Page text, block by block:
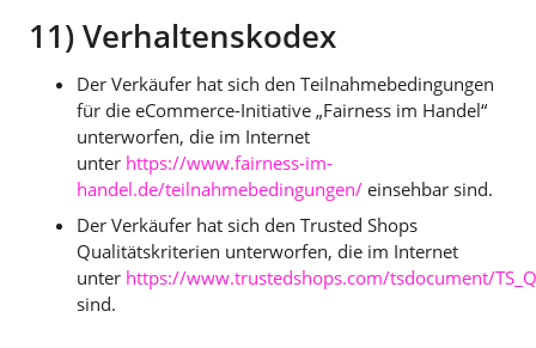
11) Verhaltenskodex
Der Verkäufer hat sich den Teilnahmebedingungen
für die eCommerce-Initiative „Fairness im Handel“
unterworfen, die im Internet
unter https://www.fairness-im-
handel.de/teilnahmebedingungen/ einsehbar sind.
Der Verkäufer hat sich den Trusted Shops
Qualitätskriterien unterworfen, die im Internet
unter https://www.trustedshops.com/tsdocument/
sind.